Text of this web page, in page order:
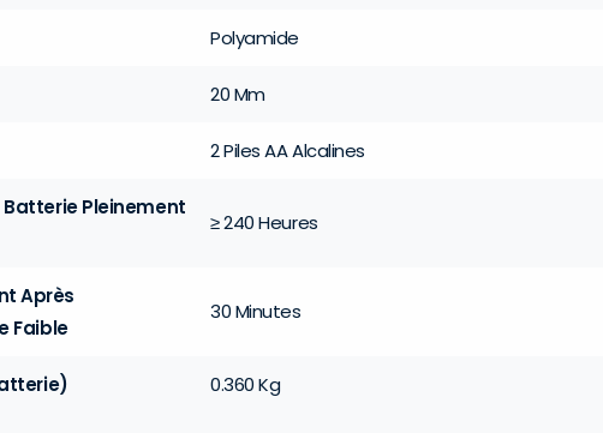
Polyamide
20 Mm
2 Piles AA Alcalines
Pleinement
≥ 240 Heures
Après
Faible
30 Minutes
0.360 Kg